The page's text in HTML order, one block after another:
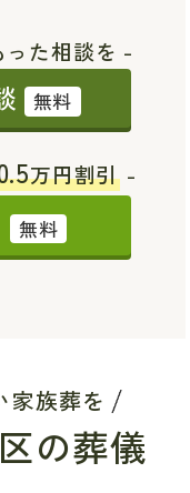
た相談を -
無料
万円割引 -
無料
家族葬を
の葬儀